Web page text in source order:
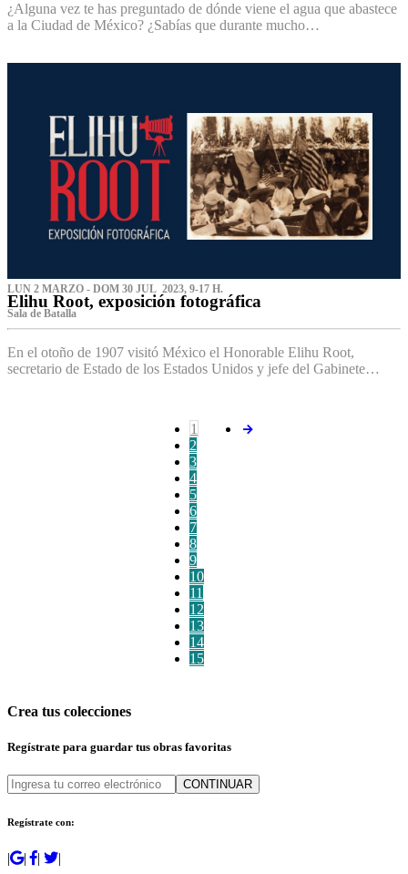
¿Alguna vez te has preguntado de dónde viene el agua que abastece
a la Ciudad de México? ¿Sabías que durante mucho…
LUN 2 MARZO - DOM 30 JUL 2023, 9-17 H.
Elihu Root, exposición fotográfica
Sala de Batalla
En el otoño de 1907 visitó México el Honorable Elihu Root,
secretario de Estado de los Estados Unidos y jefe del Gabinete…
1
2
3
4
5
6
7
8
9
10
11
12
13
14
15
Crea tus colecciones
Regístrate para guardar tus obras favoritas
CONTINUAR
Regístrate con:
| | | |